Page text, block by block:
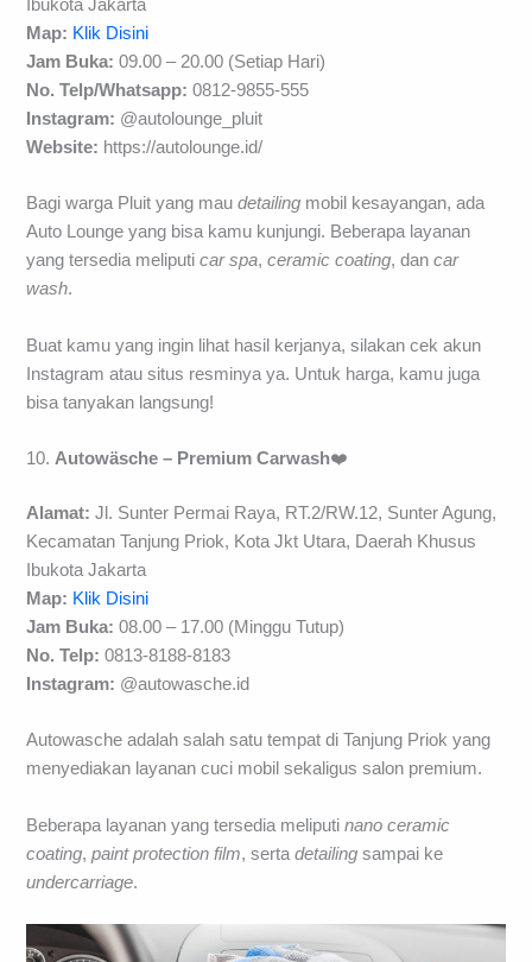
Ibukota Jakarta
Map: Klik Disini
Jam Buka:09.00 – 20.00 (Setiap Hari)
No. Telp/Whatsapp:0812-9855-555
Instagram: @autolounge_pluit
Website: https://autolounge.id/
Bagi warga Pluit yang maudetailing mobil kesayangan, ada
Auto Lounge yang bisa kamu kunjungi. Beberapa layanan
yang tersedia meliputicar spa,ceramic coating, dancar
wash.
Buat kamu yang ingin lihat hasil kerjanya, silakan cek akun
Instagram atau situs resminya ya. Untuk harga, kamu juga
bisa tanyakan langsung!
10. Autowäsche – Premium Carwash❤️
Alamat:Jl. Sunter Permai Raya, RT.2/RW.12, Sunter Agung,
Kecamatan Tanjung Priok, Kota Jkt Utara, Daerah Khusus
Ibukota Jakarta
Map: Klik Disini
Jam Buka:08.00 – 17.00 (Minggu Tutup)
No. Telp:0813-8188-8183
Instagram: @autowasche.id
Autowasche adalah salah satu tempat di Tanjung Priok yang
menyediakan layanan cuci mobil sekaligus salon premium.
Beberapa layanan yang tersedia meliputinano ceramic
coating,paint protection film, sertadetailingsampai ke
undercarriage.